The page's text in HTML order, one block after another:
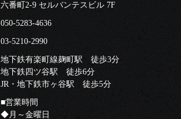
六番町2-9 セルバンテスビル 7F
050-5283-4636
03-5210-2990
地下鉄有楽町線麹町駅 徒歩3分
地下鉄四ツ谷駅 徒歩6分
JR・地下鉄市ヶ谷駅 徒歩5分
■営業時間
◆月～金曜日